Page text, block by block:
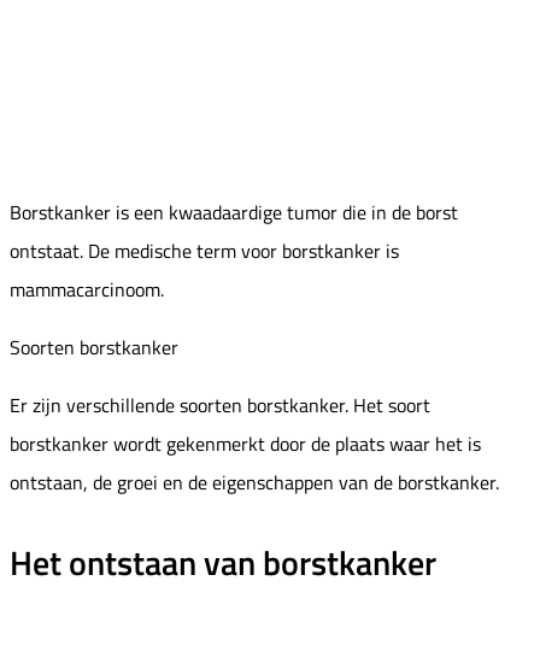
Borstkanker is een kwaadaardige tumor die in de borst
ontstaat. De medische term voor borstkanker is
mammacarcinoom.
Soorten borstkanker
Er zijn verschillende soorten borstkanker. Het soort
borstkanker wordt gekenmerkt door de plaats waar het is
ontstaan, de groei en de eigenschappen van de borstkanker.
Het ontstaan van borstkanker